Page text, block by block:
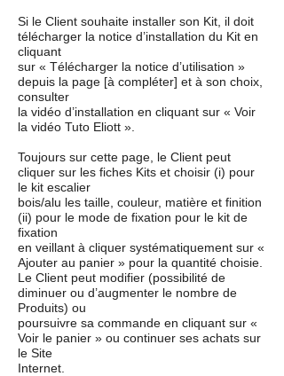
Si le Client souhaite installer son Kit, il doit
télécharger la notice d’installation du Kit en
cliquant
sur « Télécharger la notice d’utilisation »
depuis la page [à compléter] et à son choix,
consulter
la vidéo d’installation en cliquant sur « Voir
la vidéo Tuto Eliott ».
Toujours sur cette page, le Client peut
cliquer sur les fiches Kits et choisir (i) pour
le kit escalier
bois/alu les taille, couleur, matière et finition
(ii) pour le mode de fixation pour le kit de
fixation
en veillant à cliquer systématiquement sur «
Ajouter au panier » pour la quantité choisie.
Le Client peut modifier (possibilité de
diminuer ou d’augmenter le nombre de
Produits) ou
poursuivre sa commande en cliquant sur «
Voir le panier » ou continuer ses achats sur
le Site
Internet.